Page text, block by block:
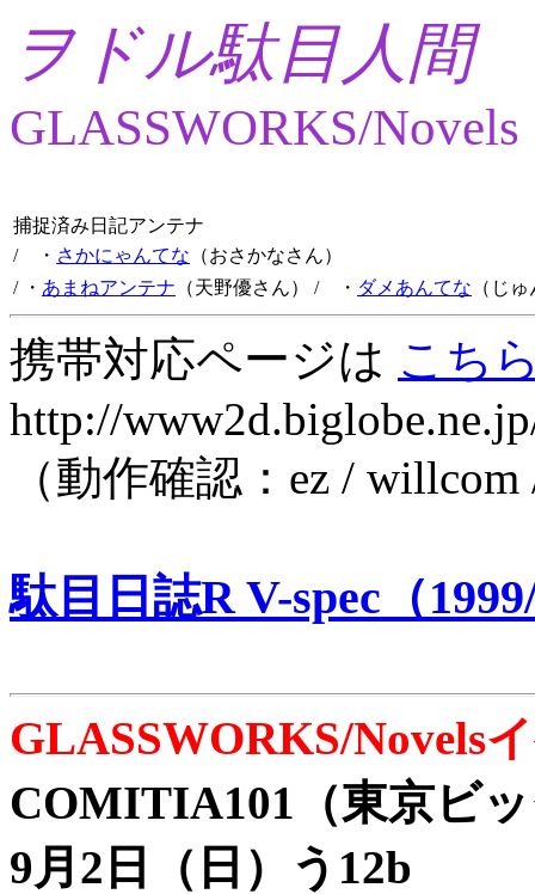
ヲドル駄目人間
GLASSWORKS/Novels
捕捉済み日記アンテナ
/ ・ さかにゃんてな （おさかなさん）
/ ・ あまねアンテナ （天野優さん） / ・ ダメあんてな （じ
携帯対応ページは こち
http://
（動作確認：ez /
駄目日誌R V-spec（
GLASSWORKS/Novels
COMITIA101（東京ビ
9月2日（日）う12b